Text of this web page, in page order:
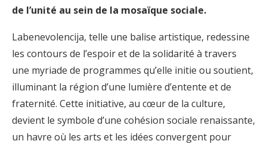
de l’unité au sein de la mosaïque sociale.
Labenevolencija, telle une balise artistique, redessine
les contours de l’espoir et de la solidarité à travers
une myriade de programmes qu’elle initie ou soutient,
illuminant la région d’une lumière d’entente et de
fraternité. Cette initiative, au cœur de la culture,
devient le symbole d’une cohésion sociale renaissante,
un havre où les arts et les idées convergent pour